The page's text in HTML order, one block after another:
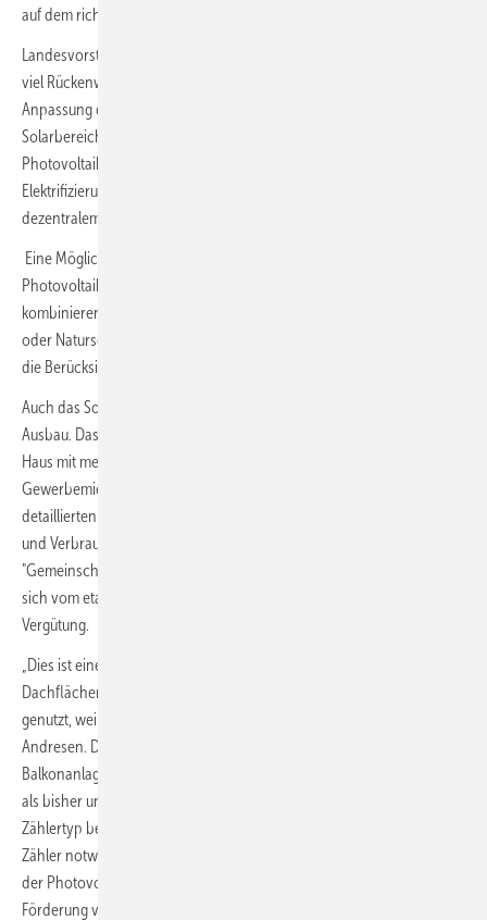
auf dem richtigen Weg zu sein.
Landesvorstand Christian Andresen bilanziert: „Wir erhalten aktuell
viel Rückenwind aus dem Bund, durch klare Zielvorgaben und eine
Anpassung des gesetzlichen Rahmens. Schleswig-Holstein ist im
Solarbereich auf einem guten Weg und die Bedeutung der
Photovoltaik steigt. Zukünftig wird die Wärmewende und die
Elektrifizierung des Verkehrs den Bedarf an erneuerbarem,
dezentralem und lokalem Strom massiv steigern.“
Eine Möglichkeit der Doppelnutzung ist laut LEE, Flächen für
Photovoltaik mit der Landwirtschaft oder dem Naturschutz zu
kombinieren. Spezielle PV-Anlagen lassen sich mit Landwirtschaft
oder Naturschutz vereinbaren, z. B. bei Moor-PV, Agri-PV und durch
die Berücksichtigung von Biodiversitätsmaßnahmen.
Auch das Solarpaket der Bundesregierung ist ein Gewinn für den PV-
Ausbau. Das Gesetz sieht für den Betrieb einer Solaranlage in einem
Haus mit mehreren Miet- oder Eigentumswohnungen oder
Gewerbemietern weniger Bürokratie vor. Unter anderem sollen die
detaillierten Vorgaben zu Rechnungslegung, Vertragsinformationen
und Verbrauch wegfallen. Dafür ist ein neues Modell der
"Gemeinschaftlichen Gebäudeversorgung" geplant, das unterscheidet
sich vom etablierten Mieterstrom-Modell bei Förderung und
Vergütung.
„Dies ist eine großer Schritt nach vorne. Bislang wurden große
Dachflächen von Mehrfamilienhäusern nicht für den PV-Ausbau
genutzt, weil die Umsetzung zu kompliziert war,“ erklärt Christian
Andresen. Durch das soeben verabschiedete Solarpaket dürfen
Balkonanlagen mit bis zu 800 Watt auch eine höhere Leistung haben
als bisher und sollen übergangsweise hinter jedem vorhandenen
Zählertyp betrieben werden dürfen. Bisher waren dafür spezielle
Zähler notwendig. „Mieter werden also künftig stärker vom Ausbau
der Photovoltaik profitieren können,“ ergänzt Andresen weiter. Die
Förderung von großen Dachanlagen ab 40 kW auf Gewerbeflächen